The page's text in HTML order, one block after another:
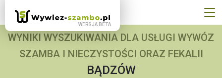
WYNIKI WYSZUKIWANIA DLA USŁUGI WYWÓZ
SZAMBA I NIECZYSTOŚCI ORAZ FEKALII
BĄDZÓW